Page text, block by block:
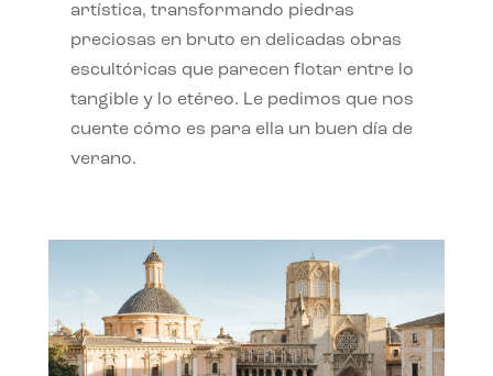
artística, transformando piedras
preciosas en bruto en delicadas obras
escultóricas que parecen flotar entre lo
tangible y lo etéreo. Le pedimos que nos
cuente cómo es para ella un buen día de
verano.